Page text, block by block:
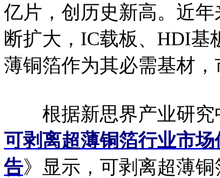
亿片，创历史新高。近
断扩大，IC载板、HDI基
薄铜箔作为其必需基材
根据新思界产业研究
可剥离超薄铜箔行业市
告》显示，可剥离超薄